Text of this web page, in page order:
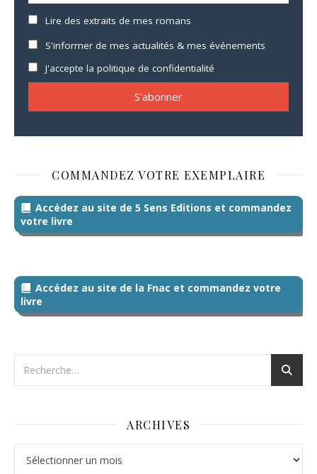
Lire des extraits de mes romans
S'informer de mes actualités & mes événements
J'accepte la politique de confidentialité
COMMANDEZ VOTRE EXEMPLAIRE
Accédez au site de 5 Sens Editions et commandez
votre livre
Accédez au site de la Fnac et commandez votre
livre
ARCHIVES